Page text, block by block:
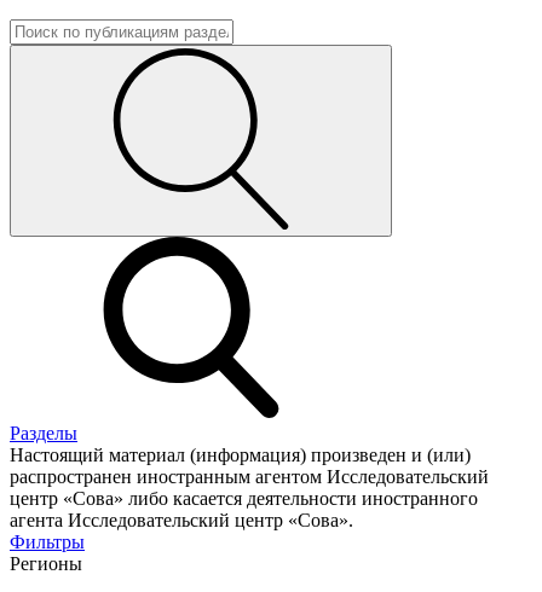
Разделы
Настоящий материал (информация) произведен и (или)
распространен иностранным агентом Исследовательский
центр «Сова» либо касается деятельности иностранного
агента Исследовательский центр «Сова».
Фильтры
Регионы